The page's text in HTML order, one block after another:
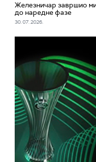
Железничар завршио
до наредне фазе
30. 07. 2026.